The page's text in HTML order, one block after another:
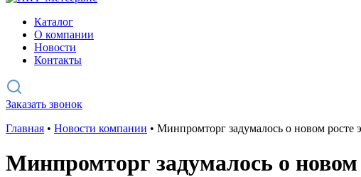
Каталог
О компании
Новости
Контакты
Заказать звонок
Главная • Новости компании • Минпромторг задумалось о новом
Минпромторг задумалось о